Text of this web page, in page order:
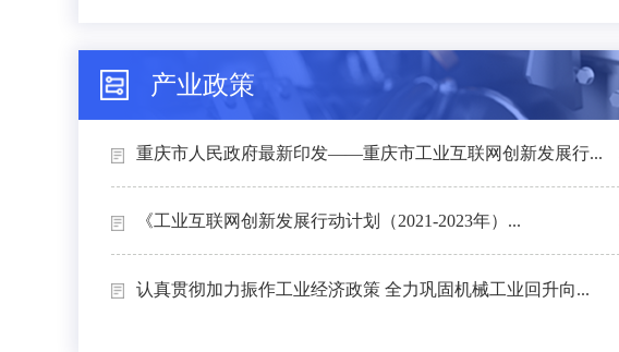
产业政策
重庆市人民政府最新印发——重庆市工业互联网创新发展行...
《工业互联网创新发展行动计划（2021-2023年）...
认真贯彻加力振作工业经济政策 全力巩固机械工业回升向...